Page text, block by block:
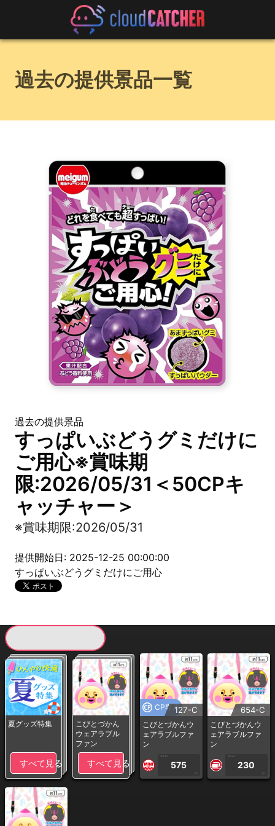
過去の提供景品一覧
過去の提供景品
すっぱいぶどうグミだけに
ご用心※賞味期
限:2026/05/31＜50CPキ
ャッチャー＞
※賞味期限:2026/05/31
提供開始日: 2025-12-25 00:00:00
すっぱいぶどうグミだけにご用心
夏グッズ特集
すべて見る
こびとづかん
ウェアラブル
ファン
すべて見る
CP専用127-C
こびとづかんウ
ェアラブルファ
ン
1PLAY
575
CP
654-C
こびとづかんウ
ェアラブルファ
ン
1PLAY
230
CP